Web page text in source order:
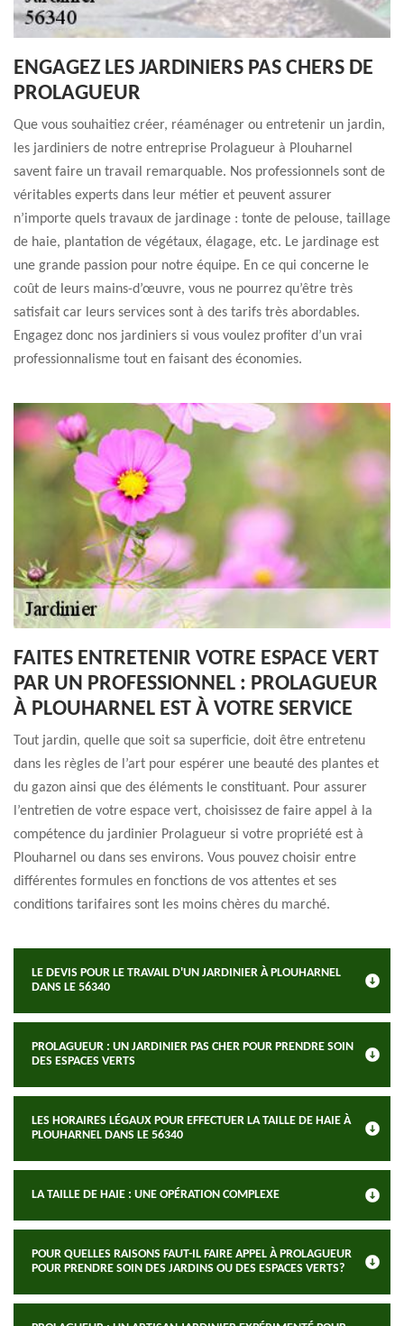
ENGAGEZ LES JARDINIERS PAS CHERS DE
PROLAGUEUR
Que vous souhaitiez créer, réaménager ou entretenir un jardin,
les jardiniers de notre entreprise Prolagueur à Plouharnel
savent faire un travail remarquable. Nos professionnels sont de
véritables experts dans leur métier et peuvent assurer
n’importe quels travaux de jardinage : tonte de pelouse, taillage
de haie, plantation de végétaux, élagage, etc. Le jardinage est
une grande passion pour notre équipe. En ce qui concerne le
coût de leurs mains-d’œuvre, vous ne pourrez qu’être très
satisfait car leurs services sont à des tarifs très abordables.
Engagez donc nos jardiniers si vous voulez profiter d’un vrai
professionnalisme tout en faisant des économies.
FAITES ENTRETENIR VOTRE ESPACE VERT
PAR UN PROFESSIONNEL : PROLAGUEUR
À PLOUHARNEL EST À VOTRE SERVICE
Tout jardin, quelle que soit sa superficie, doit être entretenu
dans les règles de l’art pour espérer une beauté des plantes et
du gazon ainsi que des éléments le constituant. Pour assurer
l’entretien de votre espace vert, choisissez de faire appel à la
compétence du jardinier Prolagueur si votre propriété est à
Plouharnel ou dans ses environs. Vous pouvez choisir entre
différentes formules en fonctions de vos attentes et ses
conditions tarifaires sont les moins chères du marché.
LE DEVIS POUR LE TRAVAIL D'UN JARDINIER À PLOUHARNEL
DANS LE 56340
PROLAGUEUR : UN JARDINIER PAS CHER POUR PRENDRE SOIN
DES ESPACES VERTS
LES HORAIRES LÉGAUX POUR EFFECTUER LA TAILLE DE HAIE À
PLOUHARNEL DANS LE 56340
LA TAILLE DE HAIE : UNE OPÉRATION COMPLEXE
POUR QUELLES RAISONS FAUT-IL FAIRE APPEL À PROLAGUEUR
POUR PRENDRE SOIN DES JARDINS OU DES ESPACES VERTS?